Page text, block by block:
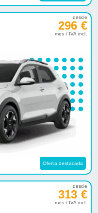
desde
296 €
mes / IVA incl.
Oferta destacada
desde
313 €
mes / IVA incl.